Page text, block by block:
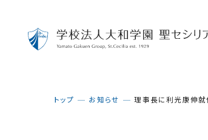
トップ お知らせ 理事長に利光康伸就